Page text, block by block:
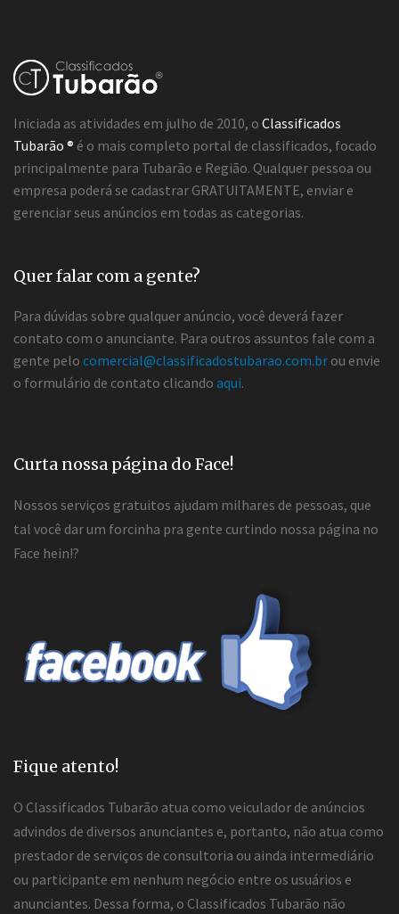
Iniciada as atividades em julho de 2010, o Classificados
Tubarão ® é o mais completo portal de classificados, focado
principalmente para Tubarão e Região. Qualquer pessoa ou
empresa poderá se cadastrar GRATUITAMENTE, enviar e
gerenciar seus anúncios em todas as categorias.
Quer falar com a gente?
Para dúvidas sobre qualquer anúncio, você deverá fazer
contato com o anunciante. Para outros assuntos fale com a
gente pelo comercial@classificadostubarao.com.br ou envie
o formulário de contato clicando aqui.
Curta nossa página do Face!
Nossos serviços gratuitos ajudam milhares de pessoas, que
tal você dar um forcinha pra gente curtindo nossa página no
Face hein!?
Fique atento!
O Classificados Tubarão atua como veiculador de anúncios
advindos de diversos anunciantes e, portanto, não atua como
prestador de serviços de consultoria ou ainda intermediário
ou participante em nenhum negócio entre os usuários e
anunciantes. Dessa forma, o Classificados Tubarão não